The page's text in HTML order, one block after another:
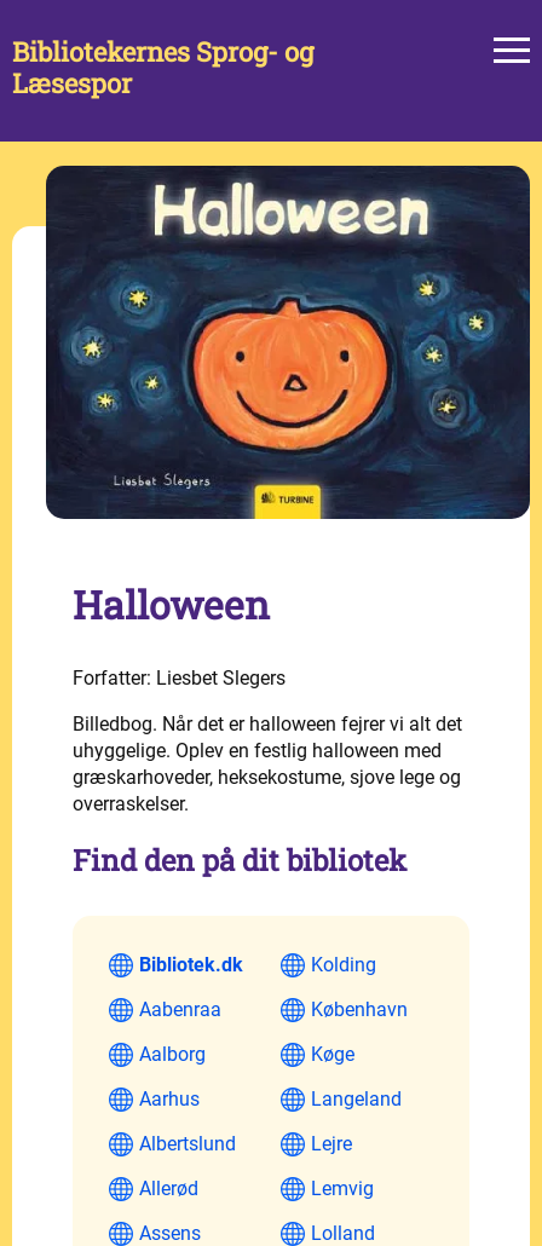
Bibliotekernes Sprog- og
Læsespor
Halloween
Forfatter: Liesbet Slegers
Billedbog. Når det er halloween fejrer vi alt det
uhyggelige. Oplev en festlig halloween med
græskarhoveder, heksekostume, sjove lege og
overraskelser.
Find den på dit bibliotek
Bibliotek.dk
Aabenraa
Aalborg
Aarhus
Albertslund
Allerød
Assens
Kolding
København
Køge
Langeland
Lejre
Lemvig
Lolland